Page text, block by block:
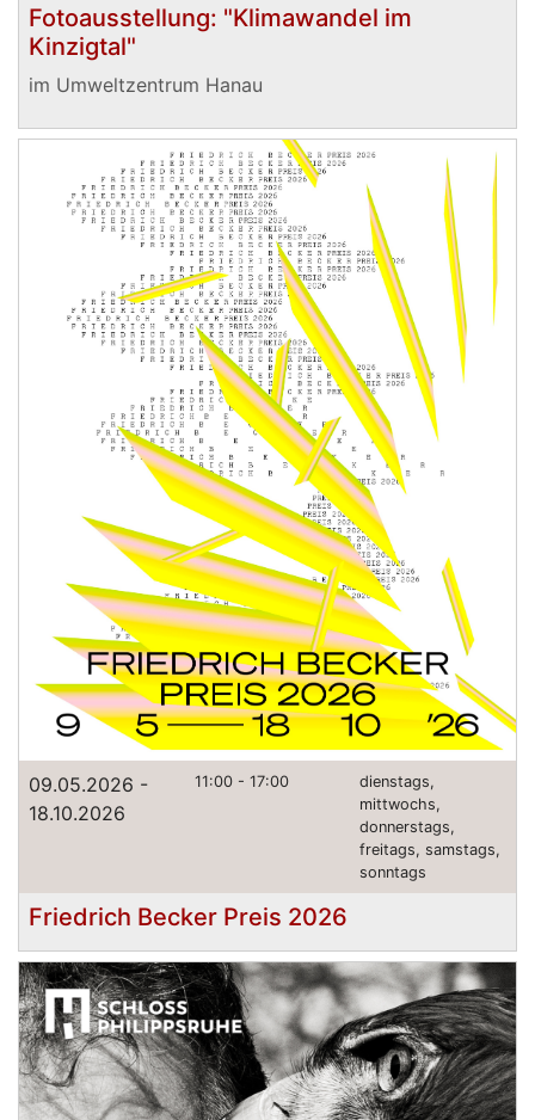
Fotoausstellung: "Klimawandel im
Kinzigtal"
im Umweltzentrum Hanau
09.05.2026 -
18.10.2026
11:00 - 17:00
dienstags,
mittwochs,
donnerstags,
freitags, samstags,
sonntags
Friedrich Becker Preis 2026